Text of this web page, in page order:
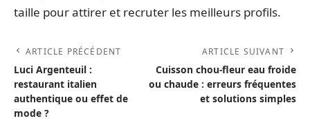
taille pour attirer et recruter les meilleurs profils.
ARTICLE PRÉCÉDENT
Luci Argenteuil :
restaurant italien
authentique ou effet de
mode ?
ARTICLE SUIVANT
Cuisson chou-fleur eau froide
ou chaude : erreurs fréquentes
et solutions simples